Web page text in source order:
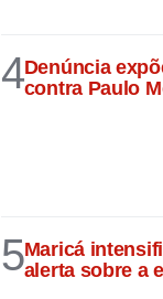
4Denúncia
contra Paulo
5Maricá
alerta sobre a